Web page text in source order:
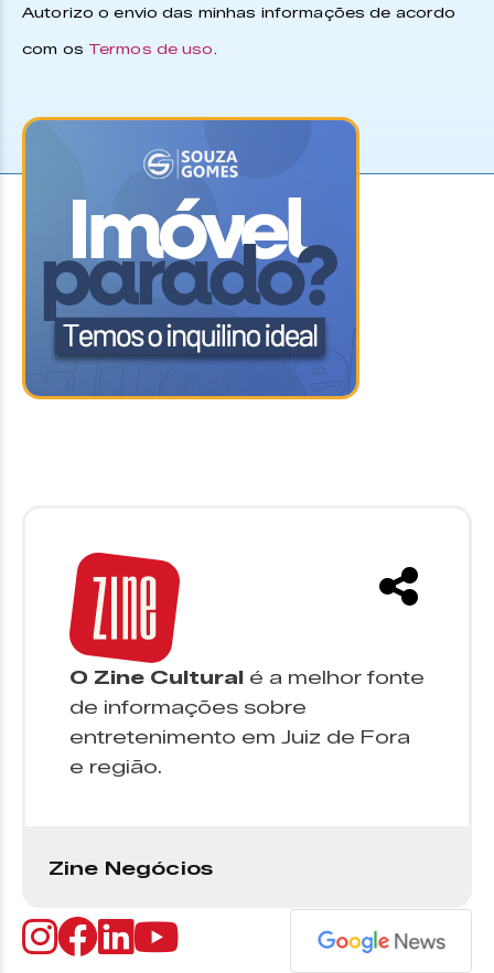
Autorizo o envio das minhas informações de acordo
com os Termos de uso.
O Zine Cultural é a melhor fonte
de informações sobre
entretenimento em Juiz de Fora
e região.
Zine Negócios